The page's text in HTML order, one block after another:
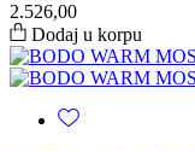
2.526,00
Dodaj u korpu